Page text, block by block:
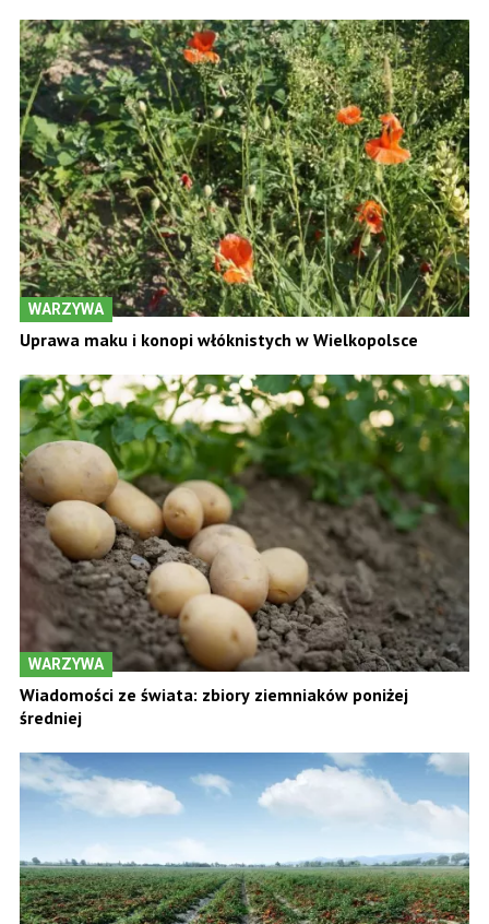
WARZYWA
Uprawa maku i konopi włóknistych w Wielkopolsce
WARZYWA
Wiadomości ze świata: zbiory ziemniaków poniżej
średniej